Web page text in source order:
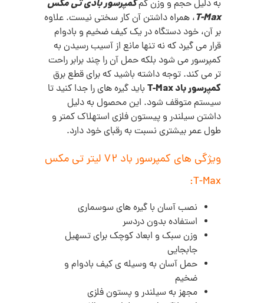
به دلیل حجم و وزن کمکمپرسور بادی تی مکس
T-Max، همراه داشتن آن کار سختی نیست. علاوه
بر آن، خود دستگاه در یک کیف ضخیم و بادوام
قرار می گیرد که نه تنها مانع از آسیب رسیدن به
کمپرسور می شود بلکه حمل آن را چند برابر راحت
تر می کند. توجه داشته باشید که برای قطع برق
کمپرسور باد T-Max
باید گیره های را جدا کنید تا
سیستم متوقف شود. این محصول به دلیل
داشتن سیلندر و پیستون فلزی استهلاک کمتر و
طول عمر بیشتری نسبت به رقبای خود دارد.
ویژگی های کمپرسور باد 72 لیتر تی مکس
T-Max:
نصب آسان با گیره های سوسماری
استفاده بدون دردسر
وزن سبک و ابعاد کوچک برای تسهیل
جابجایی
حمل آسان به وسیله ی کیف بادوام و
ضخیم
مجهز به سیلندر و پستون فلزی